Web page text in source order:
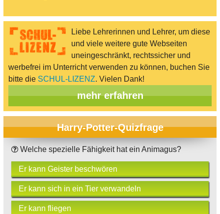
Liebe Lehrerinnen und Lehrer, um diese
und viele weitere gute Webseiten
uneingeschränkt, rechtssicher und
werbefrei im Unterricht verwenden zu können, buchen Sie
bitte die SCHUL-LIZENZ. Vielen Dank!
mehr erfahren
Harry-Potter-Quizfrage
Welche spezielle Fähigkeit hat ein Animagus?
Er kann Geister beschwören
Er kann sich in ein Tier verwandeln
Er kann fliegen